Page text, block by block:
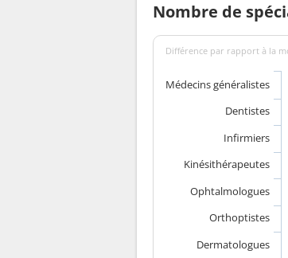
Nombre de
Différence par rapport à la
Médecins généralistes
Dentistes
Infirmiers
Kinésithérapeutes
Ophtalmologues
Orthoptistes
Dermatologues